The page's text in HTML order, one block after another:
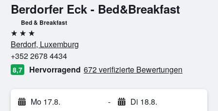
Berdorfer Eck - Bed&Breakfast
Bed & Breakfast
3 Sterne
Berdorf, Luxemburg
+352 2678 4434
8,7 Hervorragend 672 verifizierte Bewertungen
Mo 17.8. - Di 18.8.